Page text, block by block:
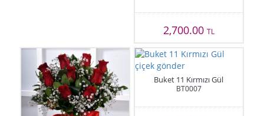
2,700.00 TL
Buket 11 Kırmızı Gül
BT0007